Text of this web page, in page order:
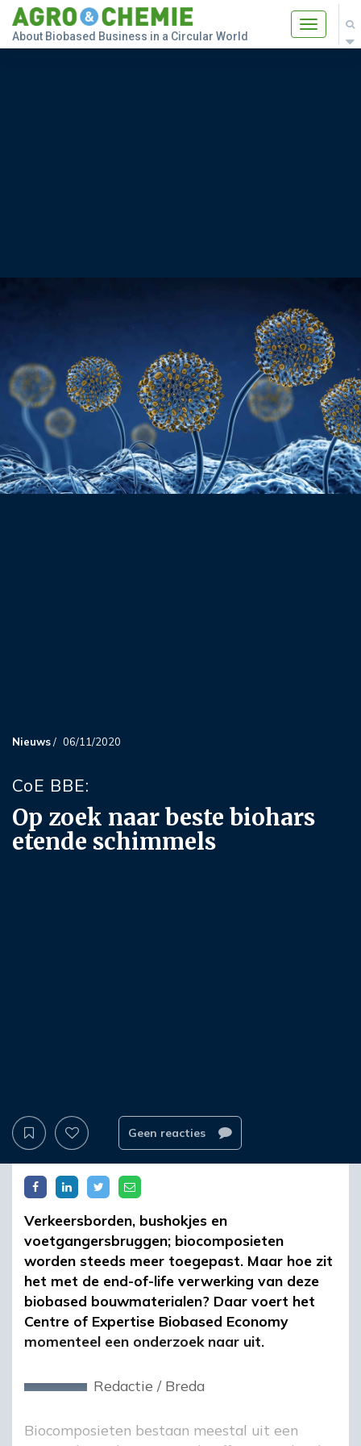
Toggle
About Biobased Business in a Circular World
Nieuws/ 06/11/2020
CoE BBE:
Op zoek naar beste biohars
etende schimmels
Geen reacties
Verkeersborden, bushokjes en
voetgangersbruggen; biocomposieten
worden steeds meer toegepast. Maar hoe zit
het met de end-of-life verwerking van deze
biobased bouwmaterialen? Daar voert het
Centre of Expertise Biobased Economy
momenteel een onderzoek naar uit.
Redactie / Breda
Biocomposieten bestaan meestal uit een